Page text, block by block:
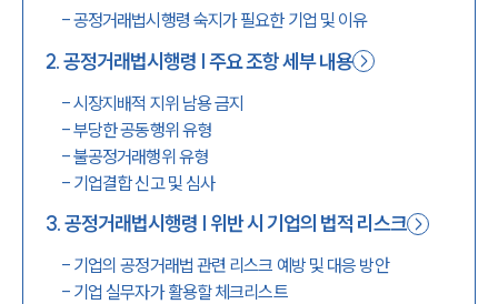
-공정거래법시행령 숙지가 필요한 기업 및 이유
2.공정거래법시행령 | 주요 조항 세부 내용
-시장지배적 지위 남용 금지
-부당한 공동행위 유형
-불공정거래행위 유형
- 기업결합 신고 및 심사
3.공정거래법시행령 | 위반 시 기업의 법적 리스크
- 기업의 공정거래법 관련 리스크 예방 및 대응 방안
- 기업 실무자가 활용할 체크리스트